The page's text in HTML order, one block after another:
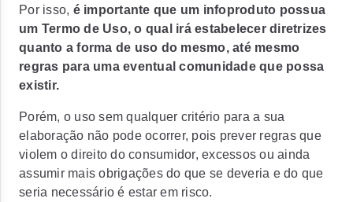
Por isso, é importante que um infoproduto possua
um Termo de Uso, o qual irá estabelecer diretrizes
quanto a forma de uso do mesmo, até mesmo
regras para uma eventual comunidade que possa
existir.
Porém, o uso sem qualquer critério para a sua
elaboração não pode ocorrer, pois prever regras que
violem o direito do consumidor, excessos ou ainda
assumir mais obrigações do que se deveria e do que
seria necessário é estar em risco.